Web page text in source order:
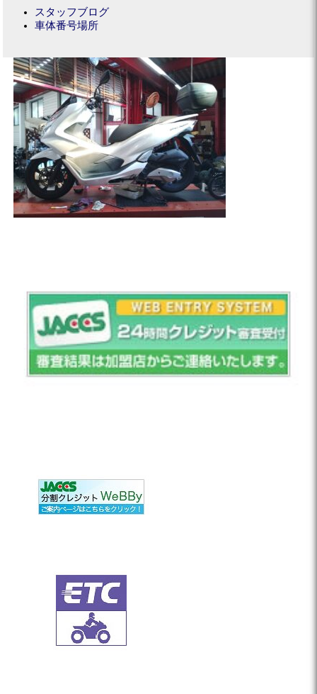
スタッフブログ
車体番号場所